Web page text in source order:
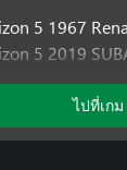
5 1967
5 2019
5 2018 Audi
5 2018
5 2017
ไปที่เกม